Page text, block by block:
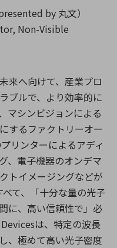
by 丸文）
Non-Visible
来へ向けて、産業プロ
ブルで、より効率的に
マシンビジョンによる
するファクトリーオー
リンターによるアディ
、電子機器のオンデマ
トイメージングなどが
て、「十分な量の光子
に、高い信頼性で」必
は、特定の波長
、極めて高い光子密度